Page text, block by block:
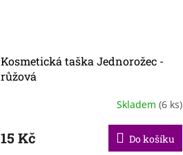
Kosmetická taška Jednorožec -
růžová
Skladem (6 ks)
15 Kč Do košíku